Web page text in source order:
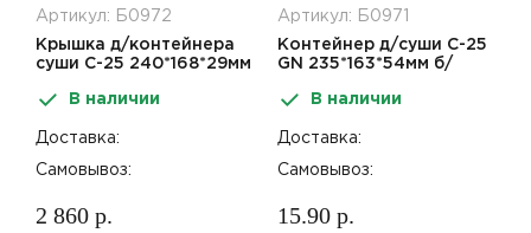
Артикул: Б0972
Крышка д/контейнера
суши С-25 240*168*29мм
В наличии
Доставка:
Самовывоз:
2 860 р.
Артикул: Б0971
Контейнер д/суши С-25
GN 235*163*54мм б/
В наличии
Доставка:
Самовывоз:
15.90 р.